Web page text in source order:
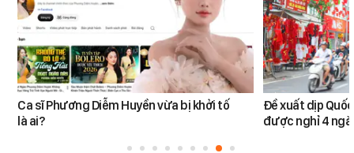
Ca sĩ Phương Diễm Huyền vừa bị khởi tố
là ai?
Đề xuất dịp
được nghỉ 4